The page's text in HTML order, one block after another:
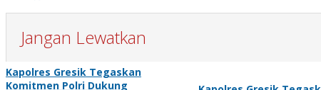
Jangan Lewatkan
Kapolres Gresik Tegaskan
Komitmen Polri Dukung